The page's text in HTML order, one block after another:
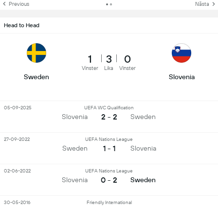
Previous Nästa
Head to Head
Sweden
1
Vinster
3
Lika
0
Vinster
Slovenia
Slovenia
UEFA WC Qualification
2 - 2 Sweden
05-09-2025
Sweden
UEFA Nations League
1 - 1 Slovenia
27-09-2022
Slovenia
UEFA Nations League
0 - 2 Sweden
02-06-2022
Friendly International
30-05-2016